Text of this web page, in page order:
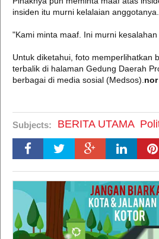
insiden itu murni kelalaian anggotanya.
"Kami minta maaf. Ini murni kesalahan
Untuk diketahui, foto memperlihatkan
terbalik di halaman Gedung Daerah
berbagai di media sosial (Medsos). nor
Subjects: BERITA UTAMA